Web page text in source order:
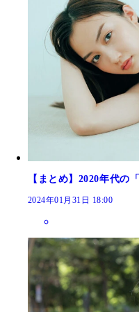
【まとめ】2020年代の
2024年01月31日 18:00